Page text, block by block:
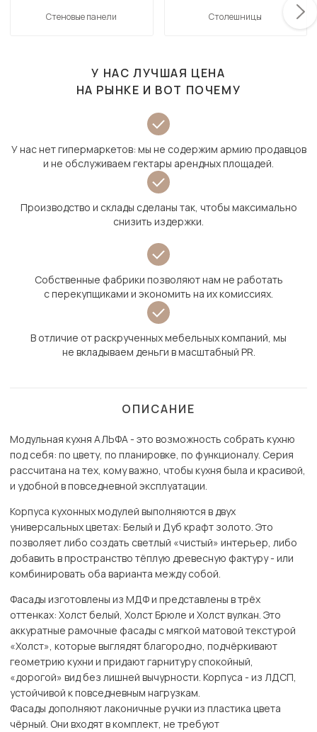
Стеновые панели Столешницы
У НАС ЛУЧШАЯ ЦЕНА
НА РЫНКЕ И ВОТ ПОЧЕМУ
У нас нет гипермаркетов: мы не содержим армию продавцов
и не обслуживаем гектары арендных площадей.
Производство и склады сделаны так, чтобы максимально
снизить издержки.
Собственные фабрики позволяют нам не работать
с перекупщиками и экономить на их комиссиях.
В отличие от раскрученных мебельных компаний, мы
не вкладываем деньги в масштабный PR.
ОПИСАНИЕ
Модульная кухня АЛЬФА - это возможность собрать кухню
под себя: по цвету, по планировке, по функционалу. Серия
рассчитана на тех, кому важно, чтобы кухня была и красивой,
и удобной в повседневной эксплуатации.
Корпуса кухонных модулей выполняются в двух
универсальных цветах: Белый и Дуб крафт золото. Это
позволяет либо создать светлый «чистый» интерьер, либо
добавить в пространство тёплую древесную фактуру - или
комбинировать оба варианта между собой.
Фасады изготовлены из МДФ и представлены в трёх
оттенках: Холст белый, Холст Брюле и Холст вулкан. Это
аккуратные рамочные фасады с мягкой матовой текстурой
«Холст», которые выглядят благородно, подчёркивают
геометрию кухни и придают гарнитуру спокойный,
«дорогой» вид без лишней вычурности. Корпуса - из ЛДСП,
устойчивой к повседневным нагрузкам.
Фасады дополняют лаконичные ручки из пластика цвета
чёрный. Они входят в комплект, не требуют